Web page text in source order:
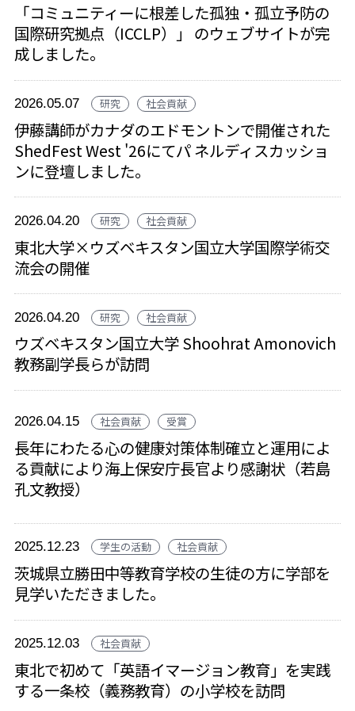
「コミュニティーに根差した孤独・孤立予防の
国際研究拠点（ICCLP）」 のウェブサイトが完
成しました。
2026.05.07 研究 社会貢献
伊藤講師がカナダのエドモントンで開催された
ShedFest West '26にてパ ネルディスカッショ
ンに登壇しました。
2026.04.20 研究 社会貢献
東北大学×ウズベキスタン国立大学国際学術交
流会の開催
2026.04.20 研究 社会貢献
ウズベキスタン国立大学 Shoohrat Amonovich
教務副学長らが訪問
2026.04.15 社会貢献 受賞
長年にわたる心の健康対策体制確立と運用によ
る貢献により海上保安庁長官より感謝状（若島
孔文教授）
2025.12.23 学生の活動 社会貢献
茨城県立勝田中等教育学校の生徒の方に学部を
見学いただきました。
2025.12.03 社会貢献
東北で初めて「英語イマージョン教育」を実践
する一条校（義務教育）の小学校を訪問